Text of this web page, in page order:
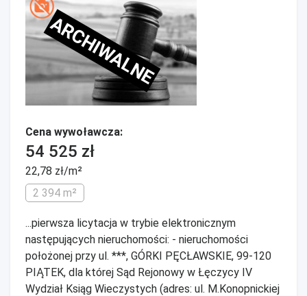
ARCHIWALNE
Cena wywoławcza:
54 525 zł
22,78 zł/m²
2 394 m²
...pierwsza licytacja w trybie elektronicznym
następujących nieruchomości: - nieruchomości
położonej przy ul. ***, GÓRKI PĘCŁAWSKIE, 99-120
PIĄTEK, dla której Sąd Rejonowy w Łęczycy IV
Wydział Ksiąg Wieczystych (adres: ul. M.Konopnickiej